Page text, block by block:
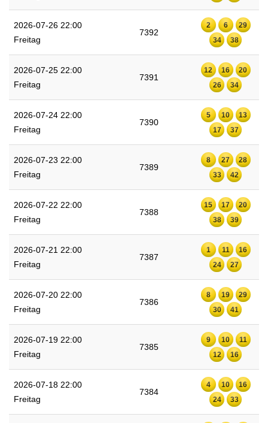
2026-07-26 22:00
Freitag
7392
2 6
29
34
38
2026-07-25 22:00
Freitag
7391
12 16
20
26
34
2026-07-24 22:00
Freitag
7390
5 10
13
17
37
2026-07-23 22:00
Freitag
7389
8 27
28
33
42
2026-07-22 22:00
Freitag
7388
15 17
20
38
39
2026-07-21 22:00
Freitag
7387
1 11
16
24
27
2026-07-20 22:00
Freitag
7386
8 19
29
30
41
2026-07-19 22:00
Freitag
7385
9 10
11
12
16
2026-07-18 22:00
Freitag
7384
4 10
16
24
33